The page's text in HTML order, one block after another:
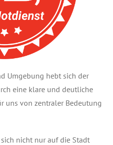
Umgebung hebt sich der
eine klare und deutliche
uns von zentraler Bedeutung
nicht nur auf die Stadt